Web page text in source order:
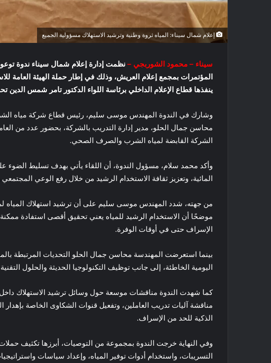
إعلام شمال سيناء: المياه ثروة وطنية وترشيد الاستهلاك مسؤولية الجميع
سيناء – محمود الشوربجي – نظمت إدارة إعلام شمال سيناء ندوة
المؤتمرات بمجمع إعلام العريش، وذلك في إطار حملة الهيئة العامة
ينفذها قطاع الإعلام الداخلي برئاسة اللواء الدكتور تامر شمس
وشارك في الندوة المهندس موسى سليم، رئيس قطاع شركة مياه
محاسن جمال الحلو، مدير إدارة التدريب بالشركة، بحضور عدد من
الشركة القابضة لمياه الشرب والصرف الصحي.
وأكد محمد سلام، مسؤول الندوة، أن اللقاء يأتي بهدف تسليط الضوء
المائية، وتعزيز ثقافة الاستخدام الرشيد من خلال رفع الوعي
من جهته، شدد المهندس موسى سليم على أن ترشيد استهلاك المياه لم
موضحًا أن الاستخدام الرشيد للمياه يعني تحقيق أقصى استفادة
الإسراف حتى في أوقات الوفرة.
بينما استعرضت المهندسة محاسن جمال الحلو التحديات المرتبطة
اليومية الخاطئة، إلى جانب توظيف التكنولوجيا الحديثة والحلول
كما شهدت الندوة مناقشات موسعة حول وسائل ترشيد الاستهلاك داخل
مناقشة آليات تدريب العاملين، وتفعيل قنوات الشكاوى الخاصة بإهدار
الذكية للحد من الإسراف.
وفي النهاية خرجت الندوة بمجموعة من التوصيات، أبرزها تكثيف حملات
التسريبات، واستخدام أدوات توفير المياه، وإعداد سياسات